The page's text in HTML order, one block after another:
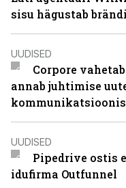
sisu hägustab
UUDISED
Corpore
annab juhtimise
UUDISED
Pipedrive ostis
idufirma Outfunnel